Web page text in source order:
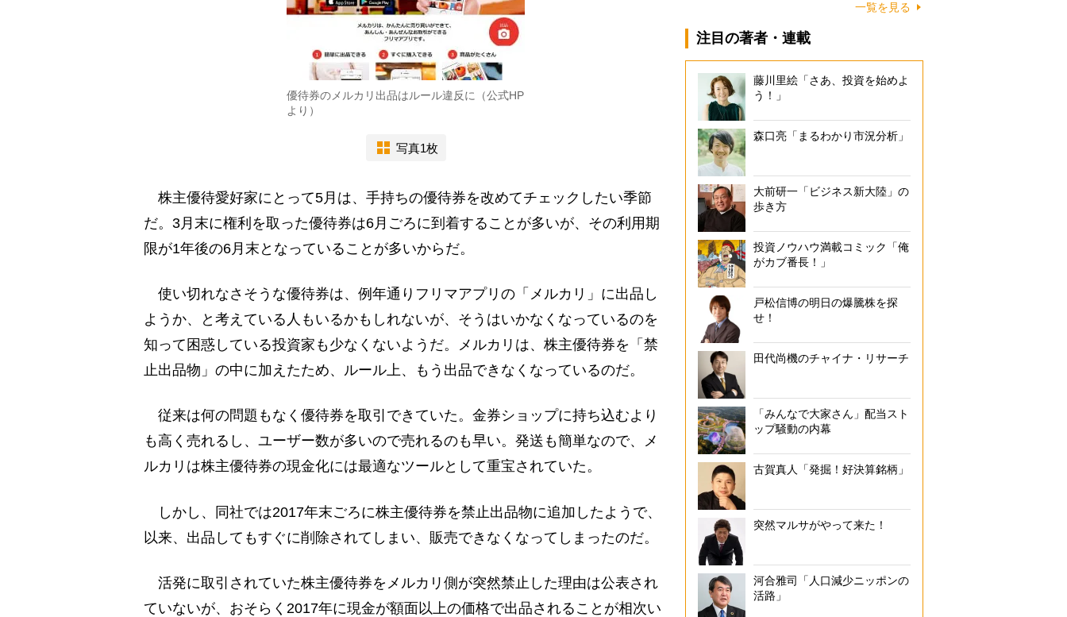
優待券のメルカリ出品はルール違反に（公式HP
より）
写真1枚
株主優待愛好家にとって5月は、手持ちの優待券を改めてチェックしたい季節
だ。3月末に権利を取った優待券は6月ごろに到着することが多いが、その利用期
限が1年後の6月末となっていることが多いからだ。
使い切れなさそうな優待券は、例年通りフリマアプリの「メルカリ」に出品し
ようか、と考えている人もいるかもしれないが、そうはいかなくなっているのを
知って困惑している投資家も少なくないようだ。メルカリは、株主優待券を「禁
止出品物」の中に加えたため、ルール上、もう出品できなくなっているのだ。
従来は何の問題もなく優待券を取引できていた。金券ショップに持ち込むより
も高く売れるし、ユーザー数が多いので売れるのも早い。発送も簡単なので、メ
ルカリは株主優待券の現金化には最適なツールとして重宝されていた。
しかし、同社では2017年末ごろに株主優待券を禁止出品物に追加したようで、
以来、出品してもすぐに削除されてしまい、販売できなくなってしまったのだ。
活発に取引されていた株主優待券をメルカリ側が突然禁止した理由は公表され
ていないが、おそらく2017年に現金が額面以上の価格で出品されることが相次い
一覧を見る
注目の著者・連載
藤川里絵「さあ、投資を始めよ
う！」
森口亮「まるわかり市況分析」
大前研一「ビジネス新大陸」の
歩き方
投資ノウハウ満載コミック「俺
がカブ番長！」
戸松信博の明日の爆騰株を探
せ！
田代尚機のチャイナ・リサーチ
「みんなで大家さん」配当スト
ップ騒動の内幕
古賀真人「発掘！好決算銘柄」
突然マルサがやって来た！
河合雅司「人口減少ニッポンの
活路」